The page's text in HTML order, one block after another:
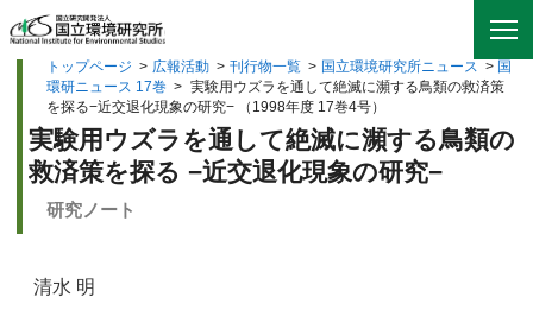
トップページ > 広報活動 > 刊行物一覧 > 国立環境研究所ニュース > 国
環研ニュース 17巻 > 実験用ウズラを通して絶滅に瀕する鳥類の救済策
を探る−近交退化現象の研究− （1998年度 17巻4号）
実験用ウズラを通して絶滅に瀕する鳥類の
救済策を探る −近交退化現象の研究−
研究ノート
清水 明